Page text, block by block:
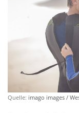
Quelle: imago images /